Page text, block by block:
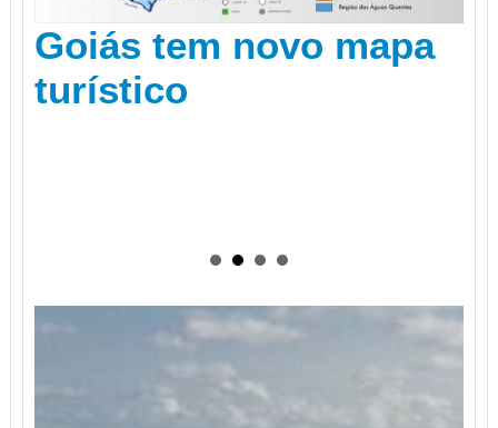
Goiás tem novo mapa
turístico